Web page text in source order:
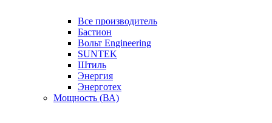
Все производитель
Бастион
Вольт Engineering
SUNTEK
Штиль
Энергия
Энерготех
Мощность (ВА)